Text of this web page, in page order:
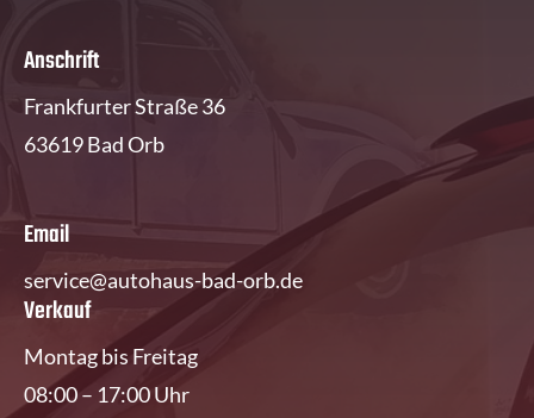
Anschrift
Frankfurter Straße 36
63619 Bad Orb
Email
service@autohaus-bad-orb.de
Verkauf
Montag bis Freitag
08:00 – 17:00 Uhr